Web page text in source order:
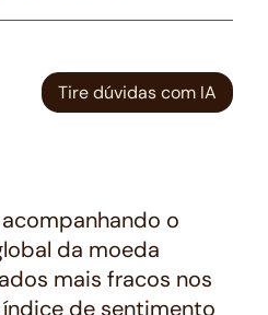
Tire dúvidas com IA
o
da moeda
mais fracos nos
de sentimento